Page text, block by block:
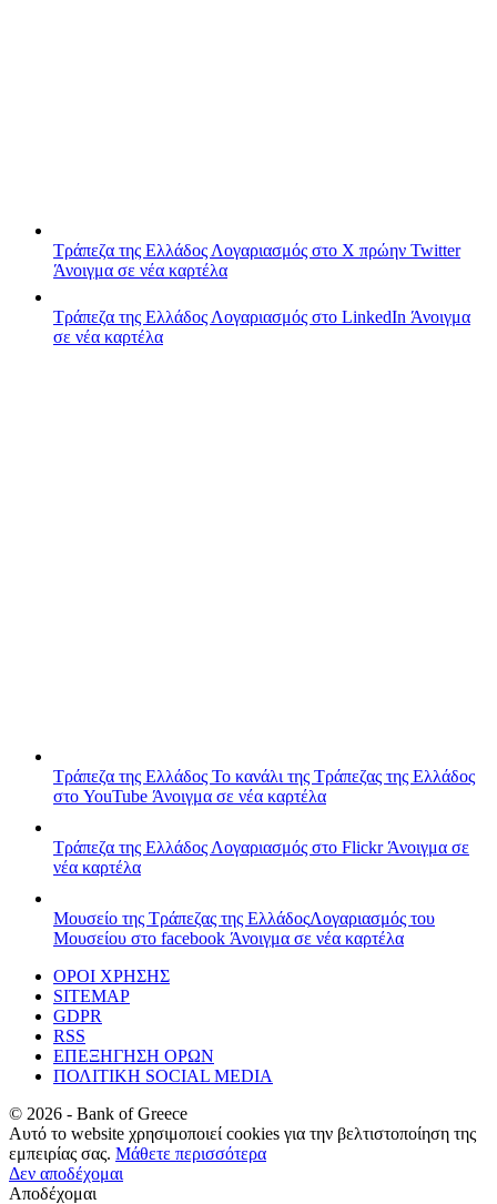
Τράπεζα της Ελλάδος Λογαριασμός στο X πρώην Twitter
Άνοιγμα σε νέα καρτέλα
Τράπεζα της Ελλάδος Λογαριασμός στο LinkedIn Άνοιγμα
σε νέα καρτέλα
Τράπεζα της Ελλάδος Το κανάλι της Τράπεζας της Ελλάδος
στο YouTube Άνοιγμα σε νέα καρτέλα
Τράπεζα της Ελλάδος Λογαριασμός στο FlickrΆνοιγμα σε
νέα καρτέλα
Μουσείο της Τράπεζας της ΕλλάδοςΛογαριασμός του
Μουσείου στο facebook Άνοιγμα σε νέα καρτέλα
ΟΡΟΙ ΧΡΗΣΗΣ
SITEMAP
GDPR
RSS
ΕΠΕΞΗΓΗΣΗ ΟΡΩΝ
ΠΟΛΙΤΙΚΗ SOCIAL MEDIA
© 2026 - Bank of Greece
Αυτό το website χρησιμοποιεί cookies για την βελτιστοποίηση της
εμπειρίας σας. Μάθετε περισσότερα
Δεν αποδέχομαι
Αποδέχομαι